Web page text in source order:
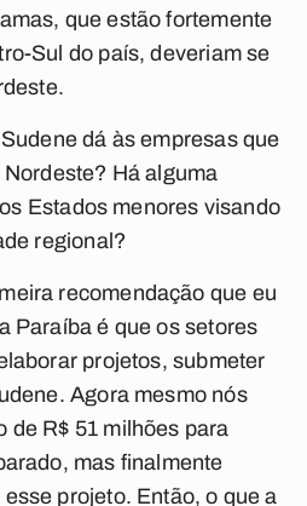
que estão fortemente
Sul do país, deveriam se
dá às empresas que
Há alguma
Estados menores visando
regional?
recomendação que eu
Paraíba é que os setores
projetos, submeter
Agora mesmo nós
de R$ 51 milhões para
mas finalmente
projeto. Então, o que a